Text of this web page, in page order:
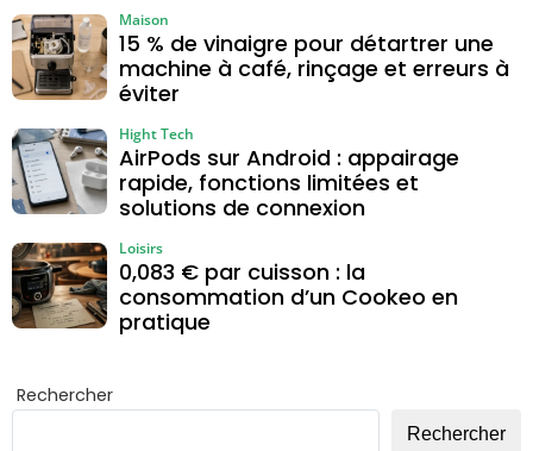
15 % de vinaigre pour détartrer une
machine à café, rinçage et erreurs à
éviter
Maison
AirPods sur Android : appairage
rapide, fonctions limitées et
solutions de connexion
Hight Tech
0,083 € par cuisson : la
consommation d’un Cookeo en
pratique
Loisirs
Rechercher
Rechercher